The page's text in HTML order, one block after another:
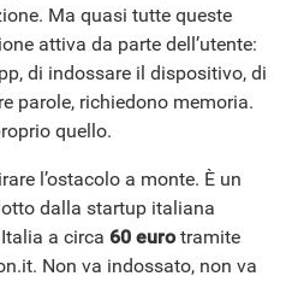
Ma quasi tutte queste
attiva da parte dell’utente:
di indossare il dispositivo, di
parole, richiedono memoria.
quello.
l’ostacolo a monte. È un
dalla startup italiana
a circa 60 eurotramite
Non va indossato, non va